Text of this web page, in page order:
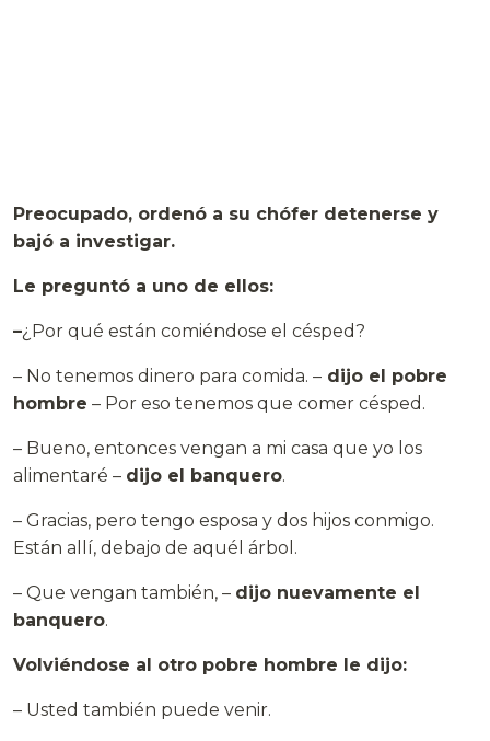
Preocupado, ordenó a su chófer detenerse y
bajó a investigar.
Le preguntó a uno de ellos:
–¿Por qué están comiéndose el césped?
– No tenemos dinero para comida. – dijo el pobre
hombre – Por eso tenemos que comer césped.
– Bueno, entonces vengan a mi casa que yo los
alimentaré – dijo el banquero.
– Gracias, pero tengo esposa y dos hijos conmigo.
Están allí, debajo de aquél árbol.
– Que vengan también, – dijo nuevamente el
banquero.
Volviéndose al otro pobre hombre le dijo:
– Usted también puede venir.